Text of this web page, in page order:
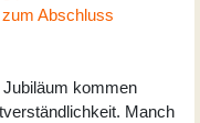
Abschluss
kommen
Manch